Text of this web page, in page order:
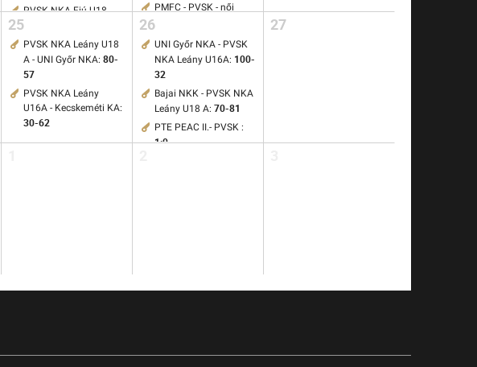
PVSK NKA Fiú U18
A/B - Kozármisleny SE
| 17:00
PVSK NKA Leány
U14A - Szolnoki
Sportcentrum:
PMFC - PVSK - női
A-Híd Vasas Plaket -
PVSK-Mecsek Füszért |
17:45
25
PVSK NKA Leány U18
A - UNI Győr NKA:80-
57
PVSK NKA Leány
U16A - Kecskeméti KA:
30-62
26
UNI Győr NKA - PVSK
NKA Leány U16A: 100-
32
Bajai NKK - PVSK NKA
Leány U18 A:70-81
PTE PEAC II.- PVSK :
1:0
27